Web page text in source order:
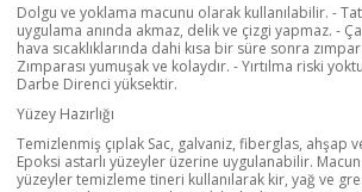
Dolgu ve yoklama macunu olarak kullanılabilir. -
uygulama anında akmaz, delik ve çizgi yapmaz. -
hava sıcaklıklarında dahi kısa bir süre sonra
Zımparası yumuşak ve kolaydır. - Yırtılma riski
Darbe Direnci yüksektir.
Yüzey Hazırlığı
Temizlenmiş çıplak Sac, galvaniz, fiberglas, ahşap
Epoksi astarlı yüzeyler üzerine uygulanabilir.
yüzeyler temizleme tineri kullanılarak kir, yağ ve